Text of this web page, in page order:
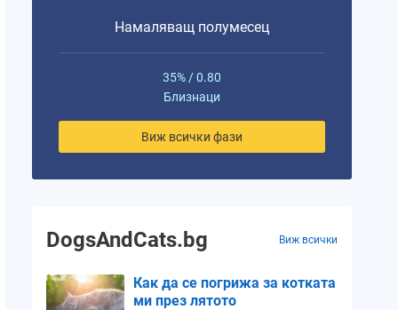
Намаляващ полумесец
35% / 0.80
Близнаци
Виж всички фази
DogsAndCats.bg Виж всички
Как да се погрижа за котката
ми през лятото